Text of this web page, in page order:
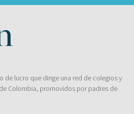
de lucro que dirige una red de colegios y
Colombia, promovidos por padres de